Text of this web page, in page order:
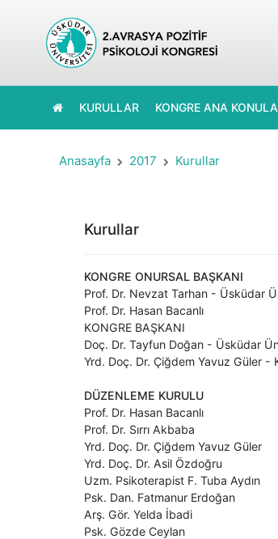
KURULLAR KONGRE ANA
Anasayfa 2017 Kurullar
Kurullar
KONGRE ONURSAL BAŞKANI
Prof. Dr. Nevzat Tarhan - Üsküdar
Prof. Dr. Hasan Bacanlı
KONGRE BAŞKANI
Doç. Dr. Tayfun Doğan - Üsküdar
Yrd. Doç. Dr. Çiğdem Yavuz Güler -
DÜZENLEME KURULU
Prof. Dr. Hasan Bacanlı
Prof. Dr. Sırrı Akbaba
Yrd. Doç. Dr. Çiğdem Yavuz Güler
Yrd. Doç. Dr. Asil Özdoğru
Uzm. Psikoterapist F. Tuba Aydın
Psk. Dan. Fatmanur Erdoğan
Arş. Gör. Yelda İbadi
Psk. Gözde Ceylan